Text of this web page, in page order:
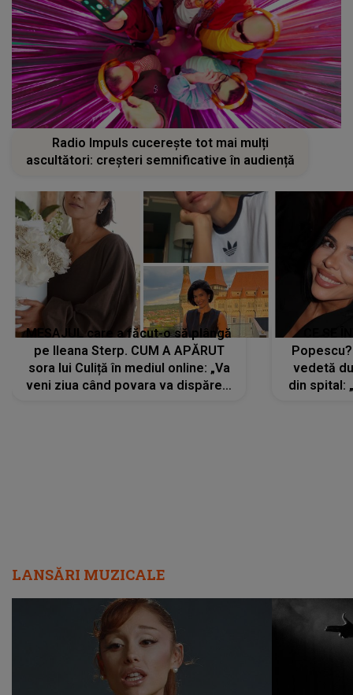
Radio Impuls cucerește tot mai mulți
ascultători: creșteri semnificative în audiență
MESAJUL care a făcut-o să plângă
pe Ileana Sterp. CUM A APĂRUT
sora lui Culiță în mediul online: „Va
veni ziua când povara va dispărea,
vedetă
din spital:
LANSĂRI MUZICALE